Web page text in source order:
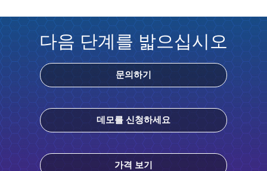
다음 단계를 밟으십시오
문의하기
데모를 신청하세요
가격 보기